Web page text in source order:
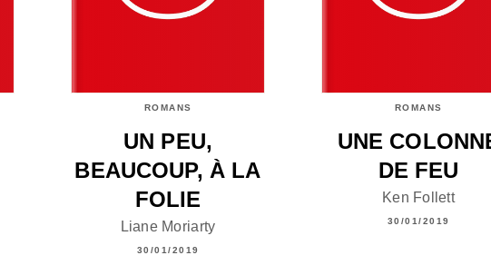
ROMANS
UN PEU,
BEAUCOUP, À LA
FOLIE
Liane Moriarty
30/01/2019
ROMANS
UNE
DE FEU
Ken Follett
30/01/2019